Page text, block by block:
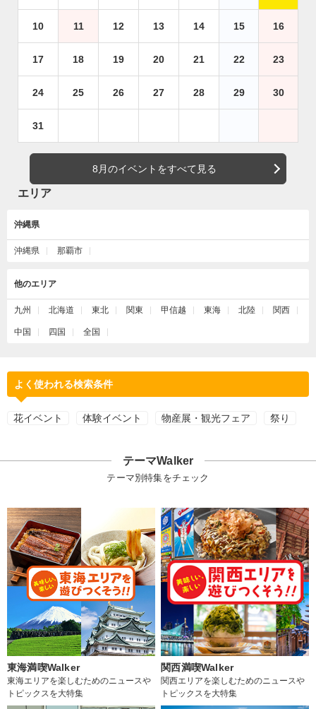
10 11 12 13 14 15 16
17 18 19 20 21 22 23
24 25 26 27 28 29 30
31
8月のイベントをすべて見る
エリア
沖縄県
沖縄県 那覇市
他のエリア
九州 北海道 東北 関東 甲信越 東海 北陸 関西
中国 四国 全国
よく使われる検索条件
花イベント 体験イベント 物産展・観光フェア 祭り
テーマWalker
テーマ別特集をチェック
東海満喫Walker
東海エリアを楽しむためのニュースや
トピックスを大特集
関西満喫Walker
関西エリアを楽しむためのニュースや
トピックスを大特集